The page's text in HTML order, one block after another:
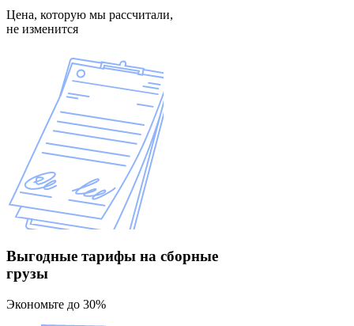
Цена, которую мы рассчитали,
не изменится
Выгодные тарифы на сборные
грузы
Экономьте до 30%